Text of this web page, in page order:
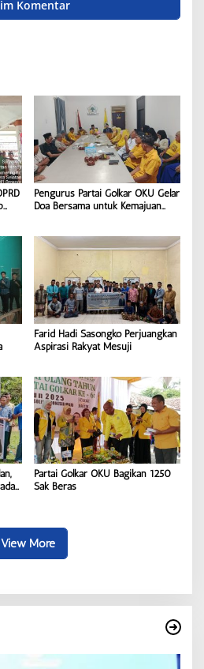
Pengurus Partai Golkar OKU Gelar
Doa Bersama untuk Kemajuan
Farid Hadi Sasongko Perjuangkan
Aspirasi Rakyat Mesuji
Partai Golkar OKU Bagikan 1250
Sak Beras
View More